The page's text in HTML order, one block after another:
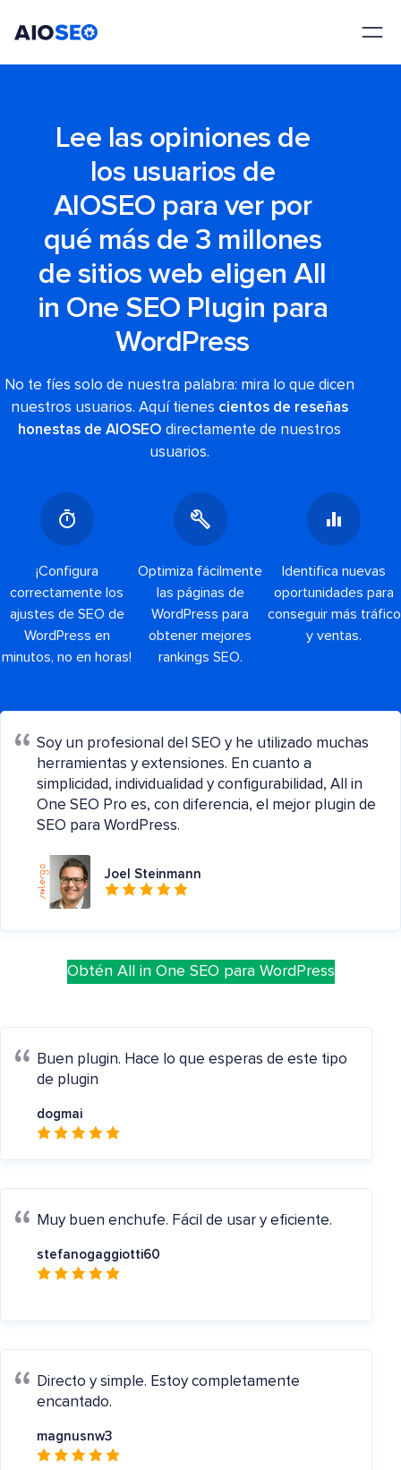
Lee las opiniones de
los usuarios de
AIOSEO para ver por
qué más de 3 millones
de sitios web eligen All
in One SEO Plugin para
WordPress
No te fíes solo de nuestra palabra: mira lo que dicen
nuestros usuarios. Aquí tienes cientos de reseñas
honestas de AIOSEO directamente de nuestros
usuarios.
¡Configura
correctamente los
ajustes de SEO de
WordPress en
minutos, no en horas!
Optimiza fácilmente
las páginas de
WordPress para
obtener mejores
rankings SEO.
Identifica nuevas
oportunidades para
conseguir más tráfico
y ventas.
Soy un profesional del SEO y he utilizado muchas
herramientas y extensiones. En cuanto a
simplicidad, individualidad y configurabilidad, All in
One SEO Pro es, con diferencia, el mejor plugin de
SEO para WordPress.
Joel Steinmann
Obtén All in One SEO para WordPress
Buen plugin. Hace lo que esperas de este tipo
de plugin
dogmai
Muy buen enchufe. Fácil de usar y eficiente.
stefanogaggiotti60
Directo y simple. Estoy completamente
encantado.
magnusnw3